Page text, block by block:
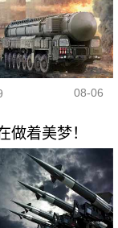
08-06
做着美梦！